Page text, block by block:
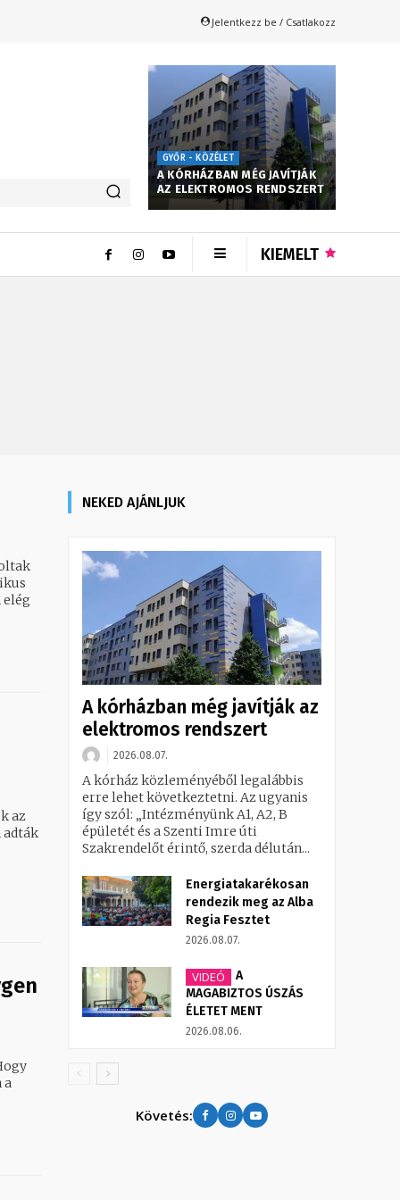
Jelentkezz be / Csatlakozz
GYŐR - KÖZÉLET
A KÓRHÁZBAN MÉG JAVÍTJÁK
AZ ELEKTROMOS RENDSZERT
KIEMELT
az
a
NEKED AJÁNLJUK
A kórházban még javítják az
elektromos rendszert
2026.08.07.
A kórház közleményéből legalábbis
erre lehet következtetni. Az ugyanis
így szól: „Intézményünk A1, A2, B
épületét és a Szenti Imre úti
Szakrendelőt érintő, szerda délután...
Energiatakarékosan
rendezik meg az Alba
Regia Fesztet
2026.08.07.
VIDEÓ
A
MAGABIZTOS ÚSZÁS
ÉLETET MENT
2026.08.06.
Követés: